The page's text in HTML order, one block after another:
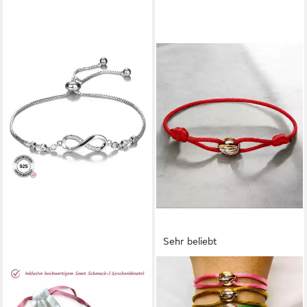
Sehr beliebt
DC JEWELRY
Armband 925 Silber Tricolor
Armband